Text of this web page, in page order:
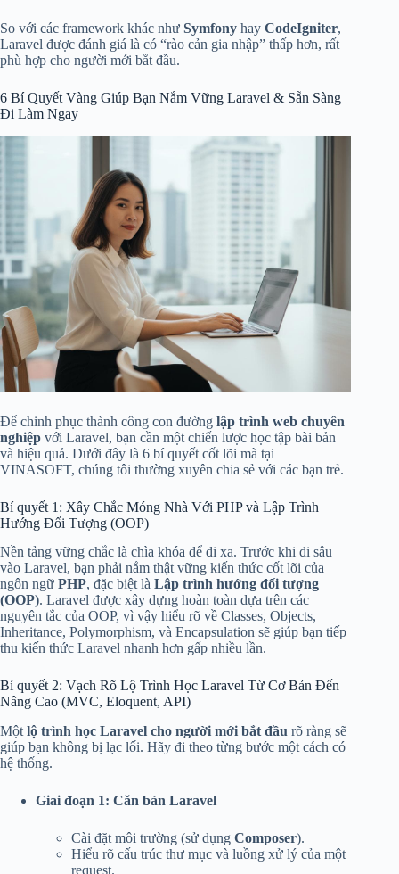
So với các framework khác như Symfony hay CodeIgniter,
Laravel được đánh giá là có “rào cản gia nhập” thấp hơn, rất
phù hợp cho người mới bắt đầu.
6 Bí Quyết Vàng Giúp Bạn Nắm Vững Laravel & Sẵn Sàng
Đi Làm Ngay
Để chinh phục thành công con đường lập trình web chuyên
nghiệp với Laravel, bạn cần một chiến lược học tập bài bản
và hiệu quả. Dưới đây là 6 bí quyết cốt lõi mà tại
VINASOFT, chúng tôi thường xuyên chia sẻ với các bạn trẻ.
Bí quyết 1: Xây Chắc Móng Nhà Với PHP và Lập Trình
Hướng Đối Tượng (OOP)
Nền tảng vững chắc là chìa khóa để đi xa. Trước khi đi sâu
vào Laravel, bạn phải nắm thật vững kiến thức cốt lõi của
ngôn ngữ PHP, đặc biệt là Lập trình hướng đối tượng
(OOP). Laravel được xây dựng hoàn toàn dựa trên các
nguyên tắc của OOP, vì vậy hiểu rõ về Classes, Objects,
Inheritance, Polymorphism, và Encapsulation sẽ giúp bạn tiếp
thu kiến thức Laravel nhanh hơn gấp nhiều lần.
Bí quyết 2: Vạch Rõ Lộ Trình Học Laravel Từ Cơ Bản Đến
Nâng Cao (MVC, Eloquent, API)
Một lộ trình học Laravel cho người mới bắt đầu rõ ràng sẽ
giúp bạn không bị lạc lối. Hãy đi theo từng bước một cách có
hệ thống.
Giai đoạn 1: Căn bản Laravel
Cài đặt môi trường (sử dụng Composer).
Hiểu rõ cấu trúc thư mục và luồng xử lý của một
request.